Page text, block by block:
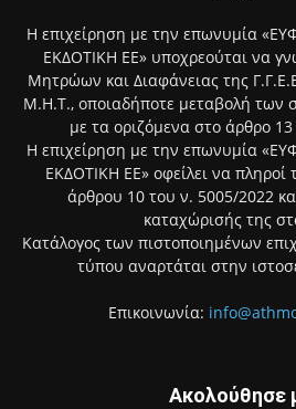
Η επιχείρηση με την επωνυμία
ΕΚΔΟΤΙΚΗ ΕΕ» υποχρεούται να
Μητρώων και Διαφάνειας της
Μ.Η.Τ., οποιαδήποτε μεταβολή των
με τα οριζόμενα στο άρθρο
Η επιχείρηση με την επωνυμία
ΕΚΔΟΤΙΚΗ ΕΕ» οφείλει να πληροί
άρθρου 10 του ν. 5005/2022
καταχώρισής της
Κατάλογος των πιστοποιημένων
τύπου αναρτάται στην
Επικοινωνία:
Ακολούθησε